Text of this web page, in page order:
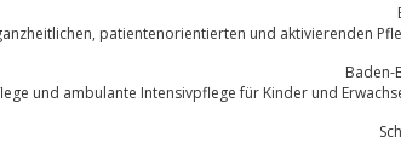
Samuel Pflegedienst : Unser Pflegekonzept basiert auf einer ganzheitlichen, patientenorientierten und
Baden-
und ambulante Intensivpflege für Kinder und